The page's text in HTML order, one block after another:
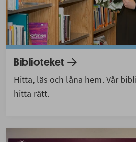
Biblioteket
Hitta, läs och låna hem. Vår
hitta rätt.